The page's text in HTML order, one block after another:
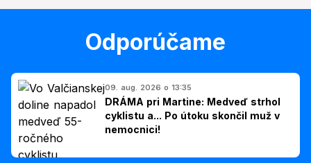
Odporúčame
09. aug. 2026 o 13:35
DRÁMA pri Martine: Medveď strhol
cyklistu a... Po útoku skončil muž v
nemocnici!